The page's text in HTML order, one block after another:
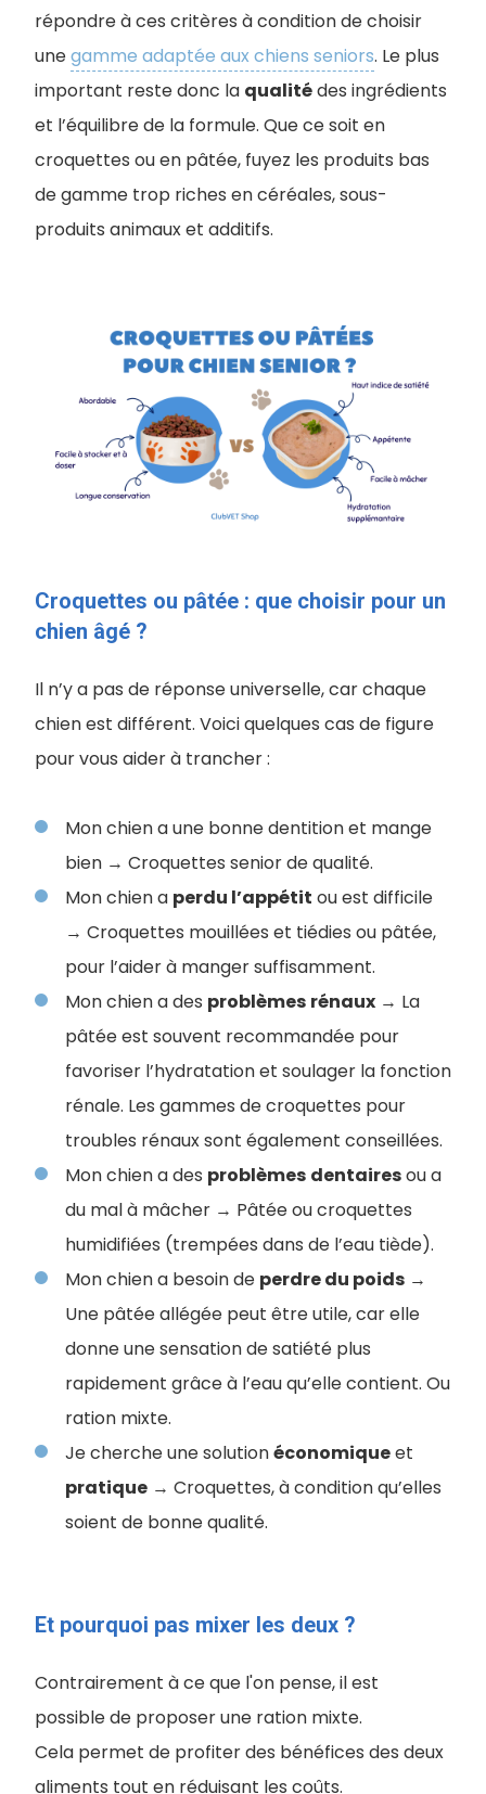
répondre à ces critères à condition de choisir
unegamme adaptée aux chiens seniors. Le plus
important reste donc la qualitédes ingrédients
et l’équilibre de la formule. Que ce soit en
croquettes ou en pâtée, fuyez les produits bas
de gamme trop riches en céréales, sous-
produits animaux et additifs.
Croquettes ou pâtée : que choisir pour un
chien âgé ?
Il n’y a pas de réponse universelle, car chaque
chien est différent. Voici quelques cas de figure
pour vous aider à trancher :
Mon chien a une bonne dentition et mange
bien → Croquettes senior de qualité.
Mon chien a perdu l’appétit ou est difficile
→ Croquettes mouillées et tiédies ou pâtée,
pour l’aider à manger suffisamment.
Mon chien a des problèmes rénaux → La
pâtée est souvent recommandée pour
favoriser l’hydratation et soulager la fonction
rénale. Les gammes de croquettes pour
troubles rénaux sont également conseillées.
Mon chien a des problèmes dentairesou a
du mal à mâcher → Pâtée ou croquettes
humidifiées (trempées dans de l’eau tiède).
Mon chien a besoin de perdre du poids →
Une pâtée allégée peut être utile, car elle
donne une sensation de satiété plus
rapidement grâce à l’eau qu’elle contient. Ou
ration mixte.
Je cherche une solutionéconomiqueet
pratique → Croquettes, à condition qu’elles
soient de bonne qualité.
Et pourquoi pas mixer les deux ?
Contrairement à ce que l'on pense, il est
possible de proposer une ration mixte.
Cela permet de profiter des bénéfices des deux
aliments tout en réduisant les coûts.